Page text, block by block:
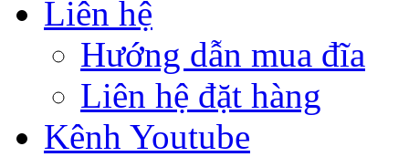
Liên hệ
Hướng dẫn mua đĩa
Liên hệ đặt hàng
Kênh Youtube